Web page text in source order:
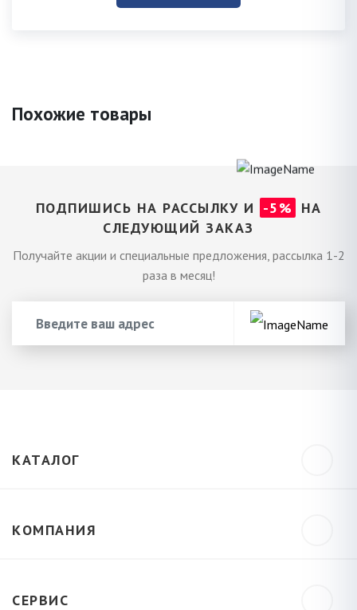
Похожие товары
ПОДПИШИСЬ НА РАССЫЛКУ И -5%
НА
СЛЕДУЮЩИЙ ЗАКАЗ
Получайте акции и специальные предложения, рассылка 1-2
раза в месяц!
КАТАЛОГ
КОМПАНИЯ
СЕРВИС